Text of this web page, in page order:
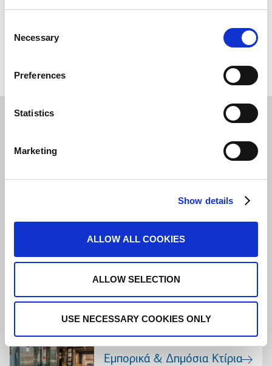
Selection
Necessary
Preferences
Statistics
Marketing
Show details
ALLOW ALL COOKIES
ALLOW SELECTION
USE NECESSARY COOKIES ONLY
δυνατότητα πλήρους εξατομίκευσης, κατάλληλες για κάθε κτίριο
Finding the product you are looking for is straightforward and
simple. Filter your building use options and select the best lift
MORE
Ανελκυστήρες για κτίρια
κατοικιών
Εμπορικά & Δημόσια Κτίρια